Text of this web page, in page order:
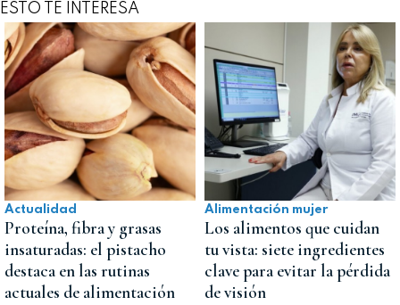
ESTO TE INTERESA
Actualidad
Proteína, fibra y grasas
insaturadas: el pistacho
destaca en las rutinas
actuales de alimentación
Alimentación mujer
Los alimentos que cuidan
tu vista: siete ingredientes
clave para evitar la pérdida
de visión